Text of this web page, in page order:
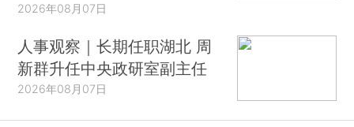
2026年08月07日
人事观察｜长期任职湖北 周
新群升任中央政研室副主任
2026年08月07日